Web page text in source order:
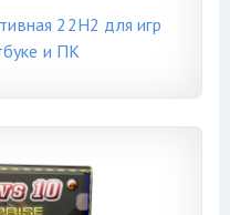
22H2 для игр
и ПК